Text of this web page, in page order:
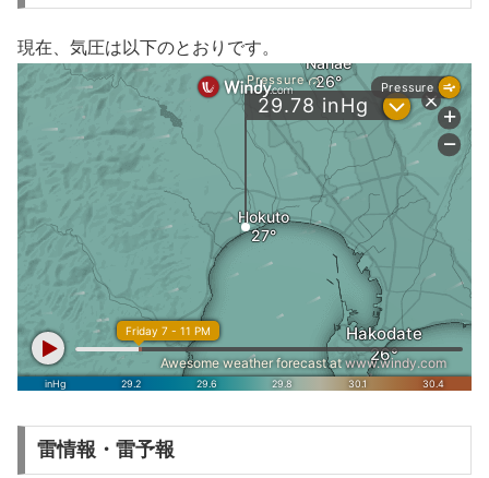
現在、気圧は以下のとおりです。
雷情報・雷予報